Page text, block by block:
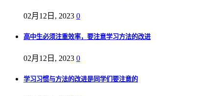
02月12日, 2023 0
高中生必须注重效率，要注意学习方法的改进
02月12日, 2023 0
学习习惯与方法的改进是同学们要注意的